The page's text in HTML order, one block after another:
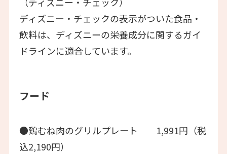
ディズニー・チェックの表示がついた食品・
飲料は、ディズニーの栄養成分に関するガイ
ドラインに適合しています。
フード
●鶏むね肉のグリルプレート 1,991円（税
込2,190円）